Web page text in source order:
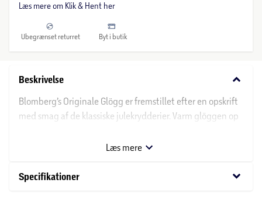
Læs mere om Klik & Hent her
Ubegrænset returret Byt i butik
Beskrivelse keyboard_arrow_down
Blomberg’s Originale Glögg er fremstillet efter en opskrift
med smag af de klassiske julekrydderier. Varm glöggen op
nelliker og kardemomme og mærk julestemningen varme
Læs mere
Specifikationer keyboard_arrow_down